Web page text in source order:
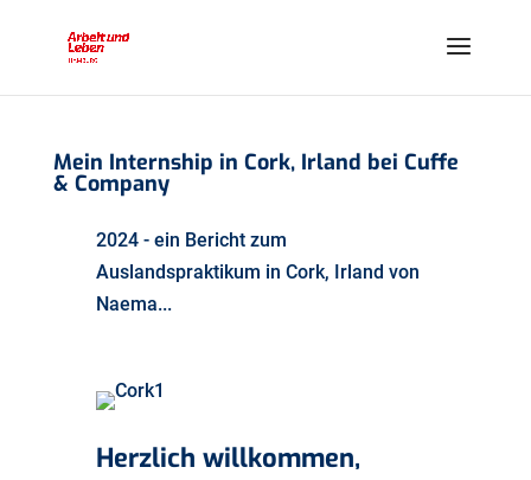
Mein Internship in Cork, Irland bei Cuffe
& Company
2024 - ein Bericht zum
Auslandspraktikum in Cork, Irland von
Naema...
Herzlich willkommen,